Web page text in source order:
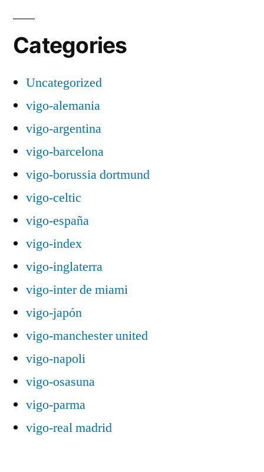
Categories
Uncategorized
vigo-alemania
vigo-argentina
vigo-barcelona
vigo-borussia dortmund
vigo-celtic
vigo-españa
vigo-index
vigo-inglaterra
vigo-inter de miami
vigo-japón
vigo-manchester united
vigo-napoli
vigo-osasuna
vigo-parma
vigo-real madrid